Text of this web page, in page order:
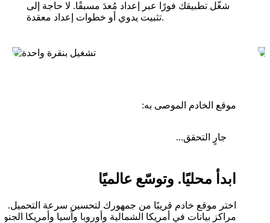
شغّل تطبيقك فورًا عبر إعداد مُعدَ مسبقًا. لا حاجة إلى
تثبيت يدوي أو خطوات إعداد معقدة.
موقع الخادم الموصى به:
جارٍ التحقق...
ابدأ محليًا. وتوسّع عالميًا
اختر موقع خادم قريبًا من جمهورك لتحسين سرعة التحميل.
مراكز بيانات في أمريكا الشمالية وأوروبا وآسيا وأمريكا